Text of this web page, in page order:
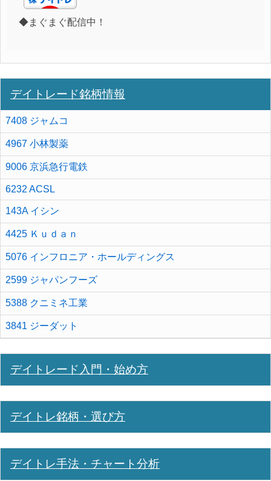
◆まぐまぐ配信中！
デイトレード銘柄情報
7408 ジャムコ
4967 小林製薬
9006 京浜急行電鉄
6232 ACSL
143A イシン
4425 Ｋｕｄａｎ
5076 インフロニア・ホールディングス
2599 ジャパンフーズ
5388 クニミネ工業
3841 ジーダット
デイトレード入門・始め方
デイトレ銘柄・選び方
デイトレ手法・チャート分析